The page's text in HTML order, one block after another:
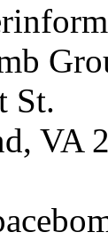
St.
VA